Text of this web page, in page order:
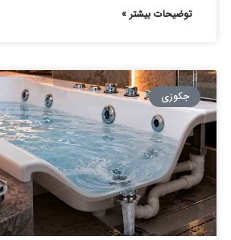
توضیحات بیشتر »
جکوزی